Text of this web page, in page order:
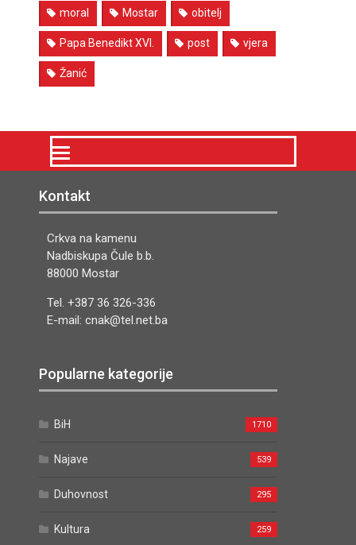
moral Mostar obitelj
Papa Benedikt XVI. post vjera
Žanić
Kontakt
Crkva na kamenu
Nadbiskupa Čule b.b.
88000 Mostar
Tel. +387 36 326-336
E-mail: cnak@tel.net.ba
Popularne kategorije
BiH 1710
Najave 539
Duhovnost 295
Kultura 259